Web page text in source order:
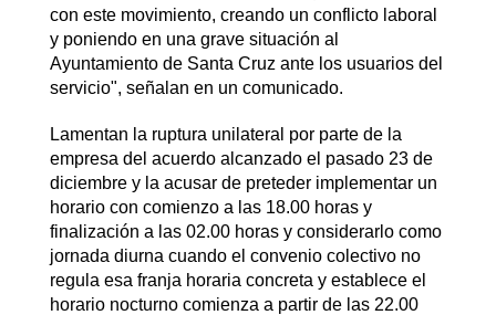
con este movimiento, creando un conflicto laboral
y poniendo en una grave situación al
Ayuntamiento de Santa Cruz ante los usuarios del
servicio", señalan en un comunicado.
Lamentan la ruptura unilateral por parte de la
empresa del acuerdo alcanzado el pasado 23 de
diciembre y la acusar de preteder implementar un
horario con comienzo a las 18.00 horas y
finalización a las 02.00 horas y considerarlo como
jornada diurna cuando el convenio colectivo no
regula esa franja horaria concreta y establece el
horario nocturno comienza a partir de las 22.00